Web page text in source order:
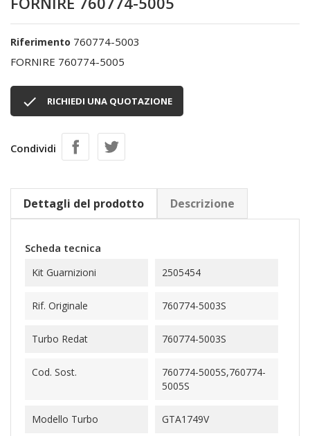
Riferimento 760774-5003
FORNIRE 760774-5005
 RICHIEDI UNA QUOTAZIONE
Condividi
Dettagli del prodotto Descrizione
Scheda tecnica
Kit Guarnizioni 2505454
Rif. Originale 760774-5003S
Turbo Redat 760774-5003S
Cod. Sost.
760774-5005S,760774-
5005S
Modello Turbo GTA1749V